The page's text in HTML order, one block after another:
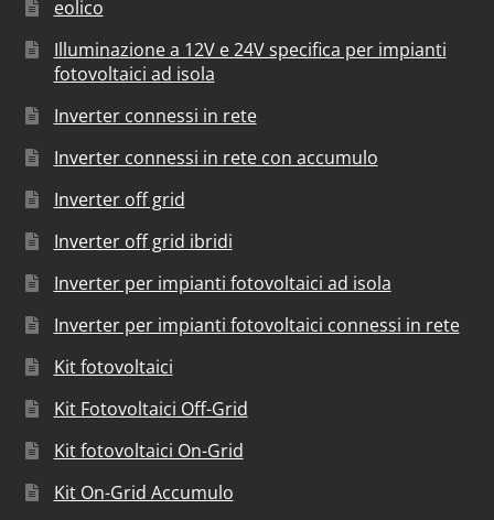
eolico
Illuminazione a 12V e 24V specifica per impianti
fotovoltaici ad isola
Inverter connessi in rete
Inverter connessi in rete con accumulo
Inverter off grid
Inverter off grid ibridi
Inverter per impianti fotovoltaici ad isola
Inverter per impianti fotovoltaici connessi in rete
Kit fotovoltaici
Kit Fotovoltaici Off-Grid
Kit fotovoltaici On-Grid
Kit On-Grid Accumulo